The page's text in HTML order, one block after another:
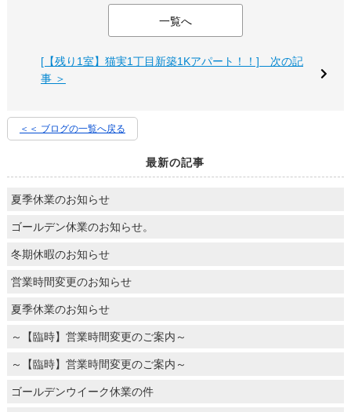
一覧へ
[【残り1室】猫実1丁目新築1Kアパート！！] 次の記
事 ＞
＜＜ ブログの一覧へ戻る
最新の記事
夏季休業のお知らせ
ゴールデン休業のお知らせ。
冬期休暇のお知らせ
営業時間変更のお知らせ
夏季休業のお知らせ
～【臨時】営業時間変更のご案内～
～【臨時】営業時間変更のご案内～
ゴールデンウイーク休業の件